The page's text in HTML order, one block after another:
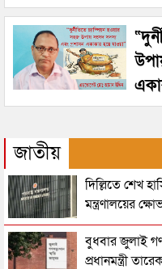
জাতীয়
দিল্লিতে শেখ
মন্ত্রণালয়ের
বুধবার জুলাই
প্রধানমন্ত্রী